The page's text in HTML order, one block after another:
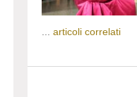
articoli correlati